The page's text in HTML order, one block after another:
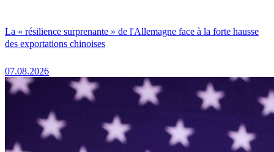
La « résilience surprenante » de l'Allemagne face à la forte hausse
des exportations chinoises
07.08.2026